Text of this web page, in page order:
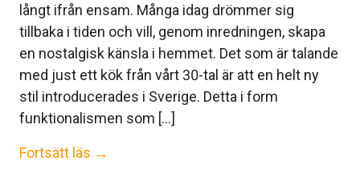
långt ifrån ensam. Många idag drömmer sig
tillbaka i tiden och vill, genom inredningen, skapa
en nostalgisk känsla i hemmet. Det som är talande
med just ett kök från vårt 30-tal är att en helt ny
stil introducerades i Sverige. Detta i form
funktionalismen som [...]
Fortsätt läs →